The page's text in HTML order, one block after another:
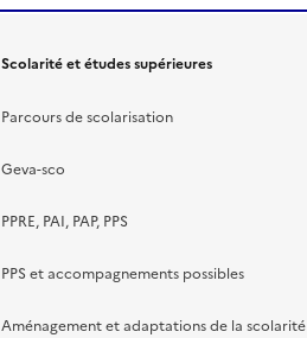
Scolarité et études supérieures
Parcours de scolarisation
Geva-sco
PPRE, PAI, PAP, PPS
PPS et accompagnements possibles
Aménagement et adaptations de la scolarité